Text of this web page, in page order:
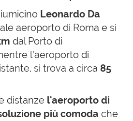
Leonardo Da
aeroporto di Roma e si
dal Porto di
l’aeroporto di
si trova a circa 85
distanze l'aeroporto di
più comoda che